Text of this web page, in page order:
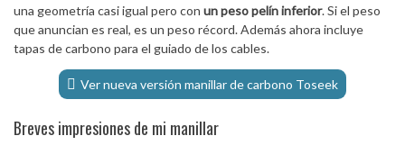
una geometría casi igual pero con un peso pelín inferior. Si el peso
que anuncian es real, es un peso récord. Además ahora incluye
tapas de carbono para el guiado de los cables.
Ver nueva versión manillar de carbono Toseek
Breves impresiones de mi manillar